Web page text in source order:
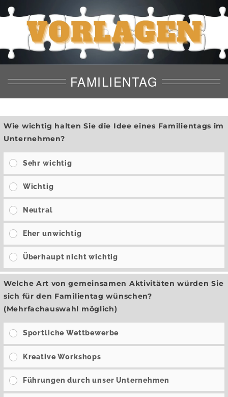
FAMILIENTAG
Wie wichtig halten Sie die Idee eines Familientags im
Unternehmen?
Sehr wichtig
Wichtig
Neutral
Eher unwichtig
Überhaupt nicht wichtig
Welche Art von gemeinsamen Aktivitäten würden Sie
sich für den Familientag wünschen?
(Mehrfachauswahl möglich)
Sportliche Wettbewerbe
Kreative Workshops
Führungen durch unser Unternehmen